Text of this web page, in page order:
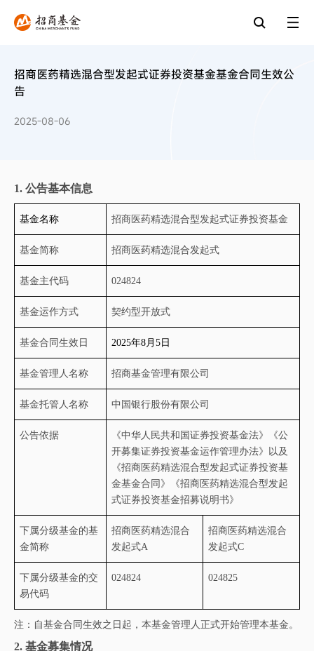
招商医药精选混合型发起式证券投资基金基金合同生效公
告
2025-08-06
1. 公告基本信息
基金名称 招商医药精选混合型发起式证券投资基金
基金简称 招商医药精选混合发起式
基金主代码 024824
基金运作方式 契约型开放式
基金合同生效日 2025年8月5 日
基金管理人名称 招商基金管理有限公司
基金托管人名称 中国银行股份有限公司
公告依据
《中华人民共和国证券投资基金法》《公
开募集证券投资基金运作管理办法》以及
《招商医药精选混合型发起式证券投资基
金基金合同 》《招商医药精选混合型发起
式证券投资基金招募说明书》
下属分级基金的基
金简称
招商医药精选混合
发起式A
招商医药精选混合
发起式C
下属分级基金的交
易代码
024824 024825
注： 自基金合同生效之日起，本基金管理人正式开始管理本基金。
2. 基金募集情况